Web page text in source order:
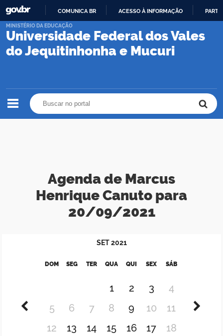
PARA
CONTEÚDO
COMUNICA BR ACESSO À INFORMAÇÃO
Universidade Federal dos Vales
do Jequitinhonha e Mucuri
MINISTÉRIO DA EDUCAÇÃO
Agenda de Marcus
Henrique Canuto para
20/09/2021
SET 2021
DOM SEG TER QUA QUI SEX SÁB
1 2 3
4
5
6 7 8 9 10
11
12
13 14 15 16 17
18